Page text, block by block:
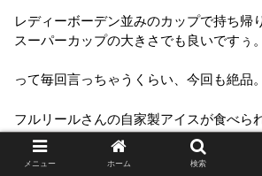
レディーボーデン並みのカップで持ち帰
スーパーカップの大きさでも良いですぅ。
って毎回言っちゃうくらい、今回も絶品。
フルリールさんの自家製アイスが食べら
しみ！！
メニュー ホーム 検索